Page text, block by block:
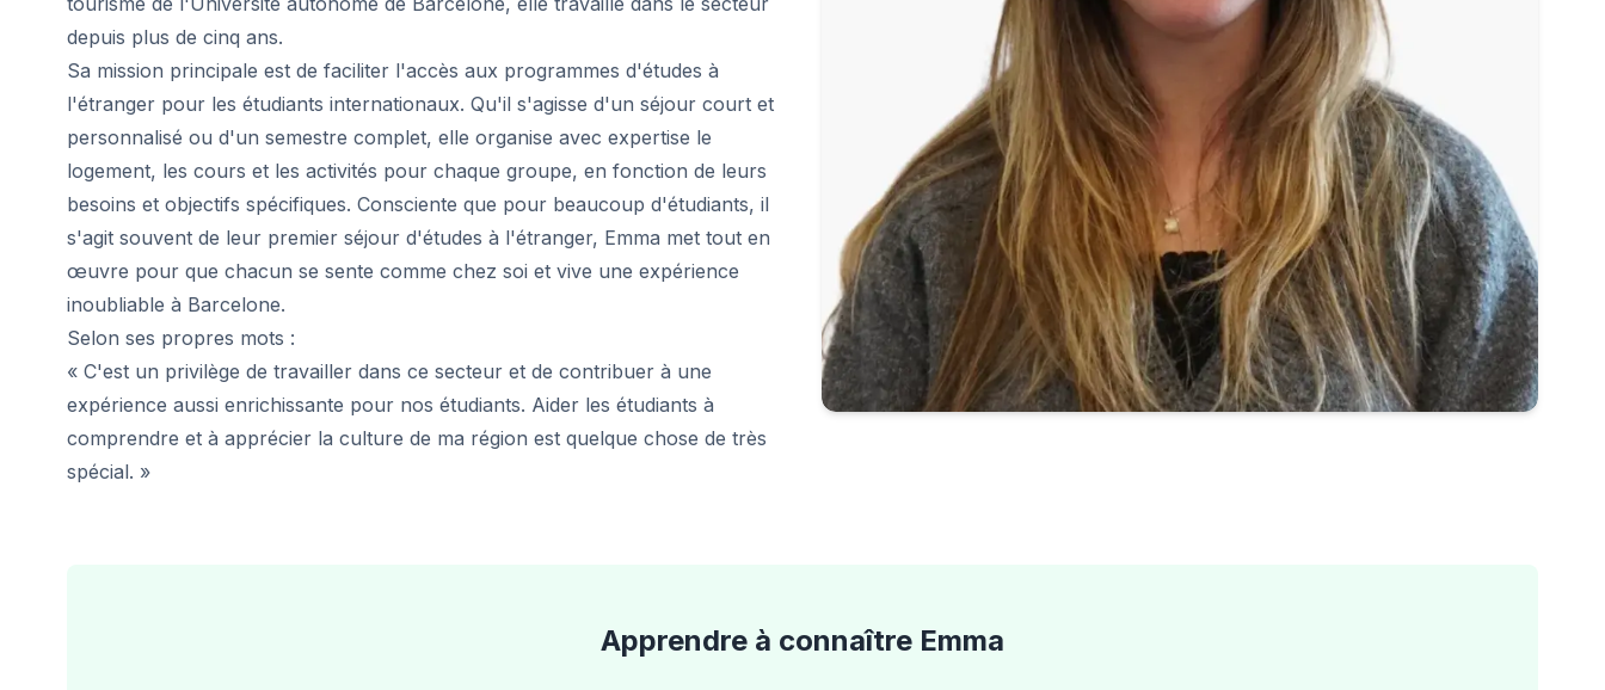
Programme 50+
Préparation à l'examen DELE
Préparation à l'examen SIELE
Cours particuliers
Malaga
École d'espagnol de Málaga
Cours d'espagnol en groupe
Cours de groupe du soir
Cours de longue durée
Programme 50+
Préparation à l'examen DELE
Préparation à l'examen SIELE
Buenos Aires
École espagnole de Buenos Aires
Cours d'espagnol en groupe
depuis plus de cinq ans.
Sa mission principale est de faciliter l'accès aux programmes d'études à
l'étranger pour les étudiants internationaux. Qu'il s'agisse d'un séjour court et
personnalisé ou d'un semestre complet, elle organise avec expertise le
logement, les cours et les activités pour chaque groupe, en fonction de leurs
besoins et objectifs spécifiques. Consciente que pour beaucoup d'étudiants, il
s'agit souvent de leur premier séjour d'études à l'étranger, Emma met tout en
œuvre pour que chacun se sente comme chez soi et vive une expérience
inoubliable à Barcelone.
Selon ses propres mots :
« C'est un privilège de travailler dans ce secteur et de contribuer à une
expérience aussi enrichissante pour nos étudiants. Aider les étudiants à
comprendre et à apprécier la culture de ma région est quelque chose de très
spécial. »
Apprendre à connaître Emma